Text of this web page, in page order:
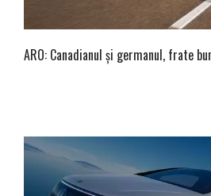
ARO: Canadianul și germanul, frate